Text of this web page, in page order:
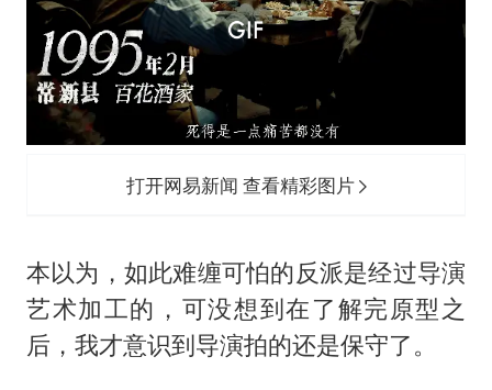
打开网易新闻 查看精彩图片
本以为，如此难缠可怕的反派是经过导演
艺术加工的，可没想到在了解完原型之
后，我才意识到导演拍的还是保守了。